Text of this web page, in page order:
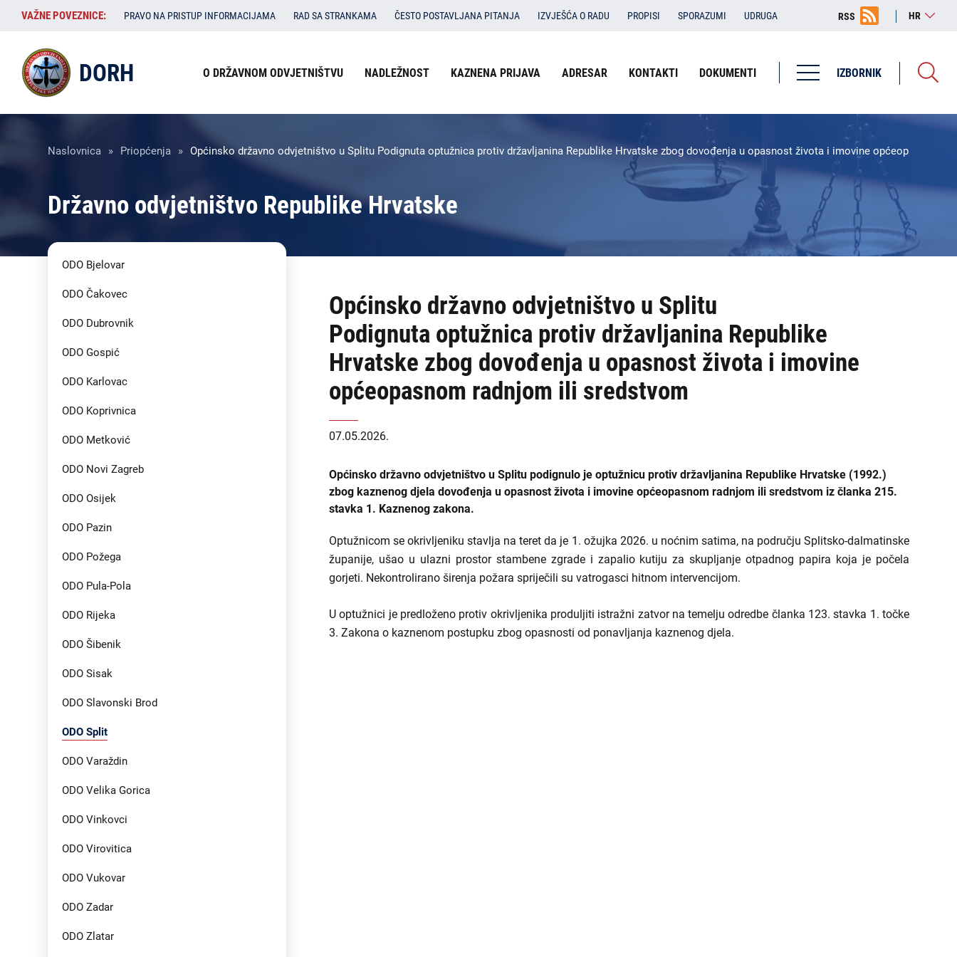
Skoči
sadržaj
VAŽNE
POVEZNICE:
VAŽNE POVEZNICE: PRAVO NA PRISTUP INFORMACIJAMA RAD SA STRANKAMA ČESTO POSTAVLJANA PITANJA IZVJEŠĆA O RADU PROPISI SPORAZUMI UDRUGA HR
RSS
IZBORNIK
DORH
Izbornik
zaglavlju
O DRŽAVNOM ODVJETNIŠTVU NADLEŽNOST KAZNENA PRIJAVA ADRESAR KONTAKTI DOKUMENTI
Breadcrumb
Naslovnica Priopćenja Općinsko državno odvjetništvo u Splitu Podignuta optužnica protiv državljanina Republike Hrvatske zbog dovođenja u opasnost života i imovine općeopasnom
Državno odvjetništvo Republike Hrvatske
Općinsko državno odvjetništvo u Splitu
Podignuta optužnica protiv državljanina Republike
Hrvatske zbog dovođenja u opasnost života i imovine
općeopasnom radnjom ili sredstvom
07.05.2026.
Općinsko državno odvjetništvo u Splitu podignulo je optužnicu protiv državljanina Republike Hrvatske (1992.)
zbog kaznenog djela dovođenja u opasnost života i imovine općeopasnom radnjom ili sredstvom iz članka 215.
stavka 1. Kaznenog zakona.
Optužnicom se okrivljeniku stavlja na teret da je 1. ožujka 2026. u noćnim satima, na području Splitsko-dalmatinske
županije, ušao u ulazni prostor stambene zgrade i zapalio kutiju za skupljanje otpadnog papira koja je počela
gorjeti. Nekontrolirano širenja požara spriječili su vatrogasci hitnom intervencijom.
U optužnici je predloženo protiv okrivljenika produljiti istražni zatvor na temelju odredbe članka 123. stavka 1. točke
3. Zakona o kaznenom postupku zbog opasnosti od ponavljanja kaznenog djela.
ODO Bjelovar
ODO Čakovec
ODO Dubrovnik
ODO Gospić
ODO Karlovac
ODO Koprivnica
ODO Metković
ODO Novi Zagreb
ODO Osijek
ODO Pazin
ODO Požega
ODO Pula-Pola
ODO Rijeka
ODO Šibenik
ODO Sisak
ODO Slavonski Brod
ODO Split
ODO Varaždin
ODO Velika Gorica
ODO Vinkovci
ODO Virovitica
ODO Vukovar
ODO Zadar
ODO Zlatar